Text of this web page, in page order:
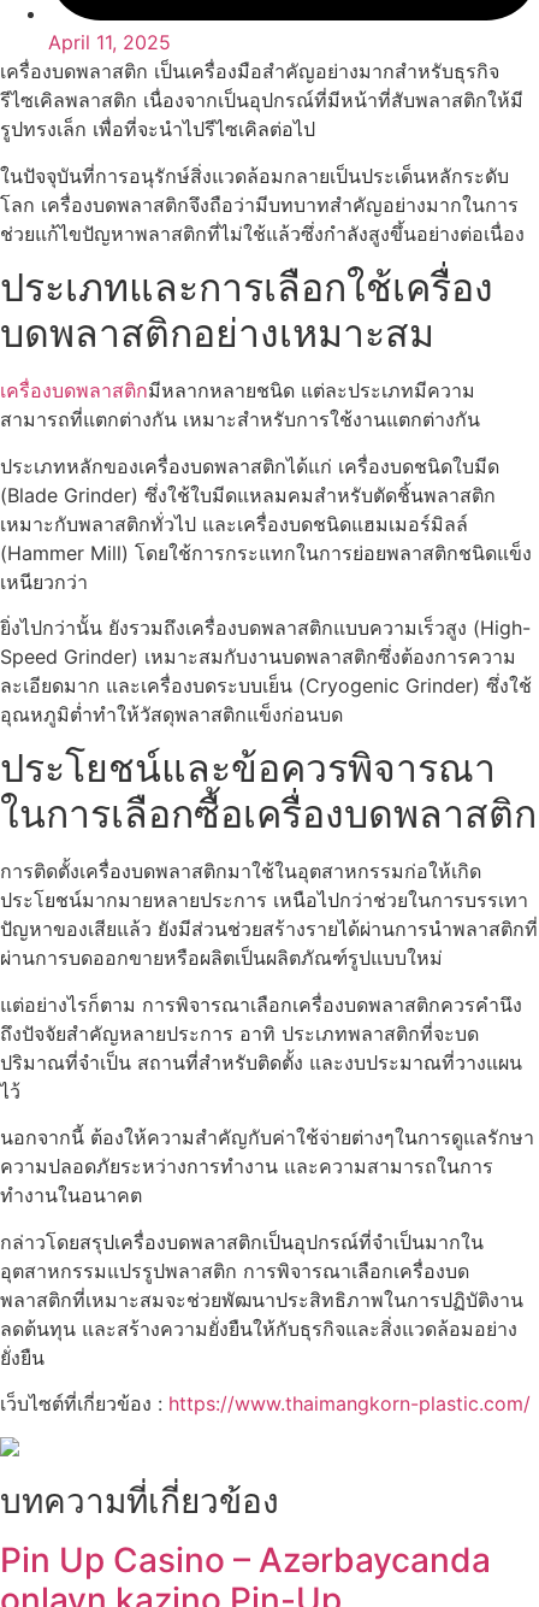
April 11, 2025
เครื่องบดพลาสติก เป็นเครื่องมือสำคัญอย่างมากสำหรับธุรกิจ
รีไซเคิลพลาสติก เนื่องจากเป็นอุปกรณ์ที่มีหน้าที่สับพลาสติกให้มี
รูปทรงเล็ก เพื่อที่จะนำไปรีไซเคิลต่อไป
ในปัจจุบันที่การอนุรักษ์สิ่งแวดล้อมกลายเป็นประเด็นหลักระดับ
โลก เครื่องบดพลาสติกจึงถือว่ามีบทบาทสำคัญอย่างมากในการ
ช่วยแก้ไขปัญหาพลาสติกที่ไม่ใช้แล้วซึ่งกำลังสูงขึ้นอย่างต่อเนื่อง
ประเภทและการเลือกใช้เครื่อง
บดพลาสติกอย่างเหมาะสม
เครื่องบดพลาสติกมีหลากหลายชนิด แต่ละประเภทมีความ
สามารถที่แตกต่างกัน เหมาะสำหรับการใช้งานแตกต่างกัน
ประเภทหลักของเครื่องบดพลาสติกได้แก่ เครื่องบดชนิดใบมีด
(Blade Grinder) ซึ่งใช้ใบมีดแหลมคมสำหรับตัดชิ้นพลาสติก
เหมาะกับพลาสติกทั่วไป และเครื่องบดชนิดแฮมเมอร์มิลล์
(Hammer Mill) โดยใช้การกระแทกในการย่อยพลาสติกชนิดแข็ง
เหนียวกว่า
ยิ่งไปกว่านั้น ยังรวมถึงเครื่องบดพลาสติกแบบความเร็วสูง (High-
Speed Grinder) เหมาะสมกับงานบดพลาสติกซึ่งต้องการความ
ละเอียดมาก และเครื่องบดระบบเย็น (Cryogenic Grinder) ซึ่งใช้
อุณหภูมิต่ำทำให้วัสดุพลาสติกแข็งก่อนบด
ประโยชน์และข้อควรพิจารณา
ในการเลือกซื้อเครื่องบดพลาสติก
การติดตั้งเครื่องบดพลาสติกมาใช้ในอุตสาหกรรมก่อให้เกิด
ประโยชน์มากมายหลายประการ เหนือไปกว่าช่วยในการบรรเทา
ปัญหาของเสียแล้ว ยังมีส่วนช่วยสร้างรายได้ผ่านการนำพลาสติกที่
ผ่านการบดออกขายหรือผลิตเป็นผลิตภัณฑ์รูปแบบใหม่
แต่อย่างไรก็ตาม การพิจารณาเลือกเครื่องบดพลาสติกควรคำนึง
ถึงปัจจัยสำคัญหลายประการ อาทิ ประเภทพลาสติกที่จะบด
ปริมาณที่จำเป็น สถานที่สำหรับติดตั้ง และงบประมาณที่วางแผน
ไว้
นอกจากนี้ ต้องให้ความสำคัญกับค่าใช้จ่ายต่างๆในการดูแลรักษา
ความปลอดภัยระหว่างการทำงาน และความสามารถในการ
ทำงานในอนาคต
กล่าวโดยสรุปเครื่องบดพลาสติกเป็นอุปกรณ์ที่จำเป็นมากใน
อุตสาหกรรมแปรรูปพลาสติก การพิจารณาเลือกเครื่องบด
พลาสติกที่เหมาะสมจะช่วยพัฒนาประสิทธิภาพในการปฏิบัติงาน
ลดต้นทุน และสร้างความยั่งยืนให้กับธุรกิจและสิ่งแวดล้อมอย่าง
ยั่งยืน
เว็บไซต์ที่เกี่ยวข้อง : https://www.thaimangkorn-plastic.com/
บทความที่เกี่ยวข้อง
Pin Up Casino – Azərbaycanda